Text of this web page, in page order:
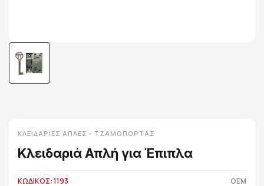
ΚΛΕΙΔΑΡΙΈΣ ΑΠΛΈΣ - ΤΖΑΜΌΠΟΡΤΑΣ
Κλειδαριά Απλή για Έπιπλα
ΚΩΔΙΚΟΣ: 1193 OEM